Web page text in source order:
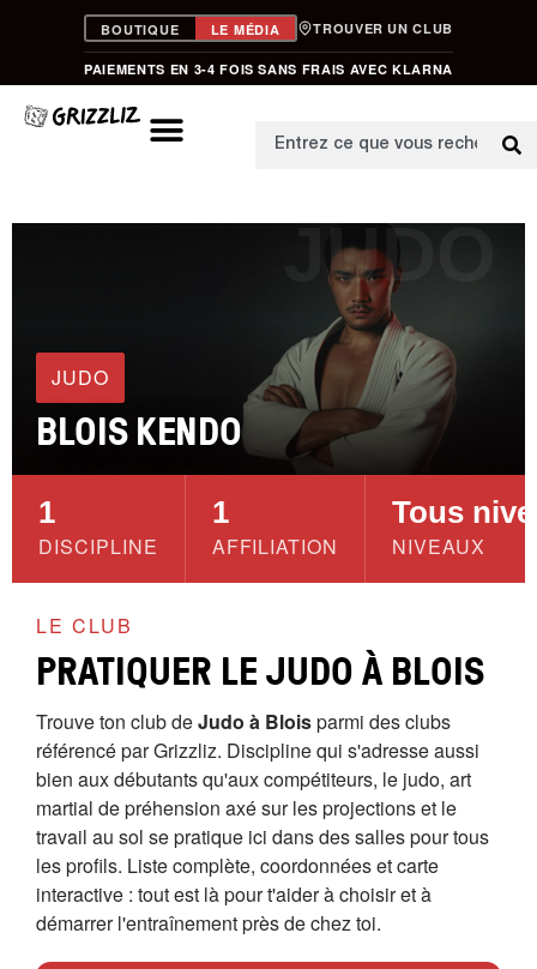
BOUTIQUE LE MÉDIA TROUVER UN CLUB
PAIEMENTS EN 3-4 FOIS SANS FRAIS AVEC KLARNA
JUDO
JUDO
BLOIS KENDO
1
DISCIPLINE
1
AFFILIATION
Tous
NIVEAUX
LE CLUB
PRATIQUER LE JUDO À BLOIS
Trouve ton club deJudo à Bloisparmi des clubs
référencé par Grizzliz. Discipline qui s'adresse aussi
bien aux débutants qu'aux compétiteurs, le judo, art
martial de préhension axé sur les projections et le
travail au sol se pratique ici dans des salles pour tous
les profils. Liste complète, coordonnées et carte
interactive : tout est là pour t'aider à choisir et à
démarrer l'entraînement près de chez toi.